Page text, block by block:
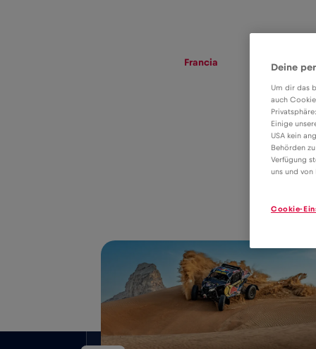
Francia
2€/
Deine
Um dir das
auch
Einige
USA kein
Behörden
Verfügung
uns und von
Cookie-